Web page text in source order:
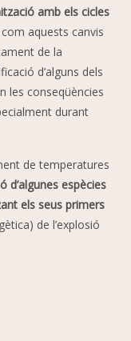
amb els cicles
aquests canvis
de la
d’alguns dels
les conseqüències
durant
de temperatures
d’algunes espècies
els seus primers
de l’explosió